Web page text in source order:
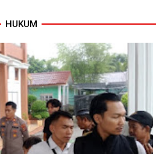
HUKUM